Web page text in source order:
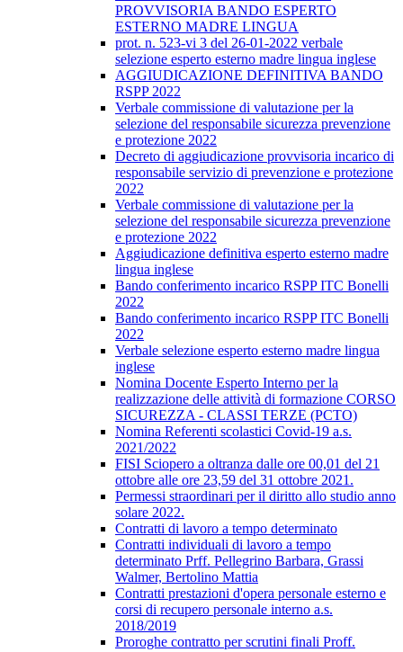
PROVVISORIA BANDO ESPERTO
ESTERNO MADRE LINGUA
prot. n. 523-vi 3 del 26-01-2022 verbale
selezione esperto esterno madre lingua inglese
AGGIUDICAZIONE DEFINITIVA BANDO
RSPP 2022
Verbale commissione di valutazione per la
selezione del responsabile sicurezza prevenzione
e protezione 2022
Decreto di aggiudicazione provvisoria incarico di
responsabile servizio di prevenzione e protezione
2022
Verbale commissione di valutazione per la
selezione del responsabile sicurezza prevenzione
e protezione 2022
Aggiudicazione definitiva esperto esterno madre
lingua inglese
Bando conferimento incarico RSPP ITC Bonelli
2022
Bando conferimento incarico RSPP ITC Bonelli
2022
Verbale selezione esperto esterno madre lingua
inglese
Nomina Docente Esperto Interno per la
realizzazione delle attività di formazione CORSO
SICUREZZA - CLASSI TERZE (PCTO)
Nomina Referenti scolastici Covid-19 a.s.
2021/2022
FISI Sciopero a oltranza dalle ore 00,01 del 21
ottobre alle ore 23,59 del 31 ottobre 2021.
Permessi straordinari per il diritto allo studio anno
solare 2022.
Contratti di lavoro a tempo determinato
Contratti individuali di lavoro a tempo
determinato Prff. Pellegrino Barbara, Grassi
Walmer, Bertolino Mattia
Contratti prestazioni d'opera personale esterno e
corsi di recupero personale interno a.s.
2018/2019
Proroghe contratto per scrutini finali Proff.